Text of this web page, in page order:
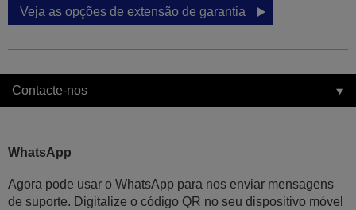
Veja as opções de extensão de garantia
Contacte-nos
WhatsApp
Agora pode usar o WhatsApp para nos enviar mensagens
de suporte. Digitalize o código QR no seu dispositivo móvel